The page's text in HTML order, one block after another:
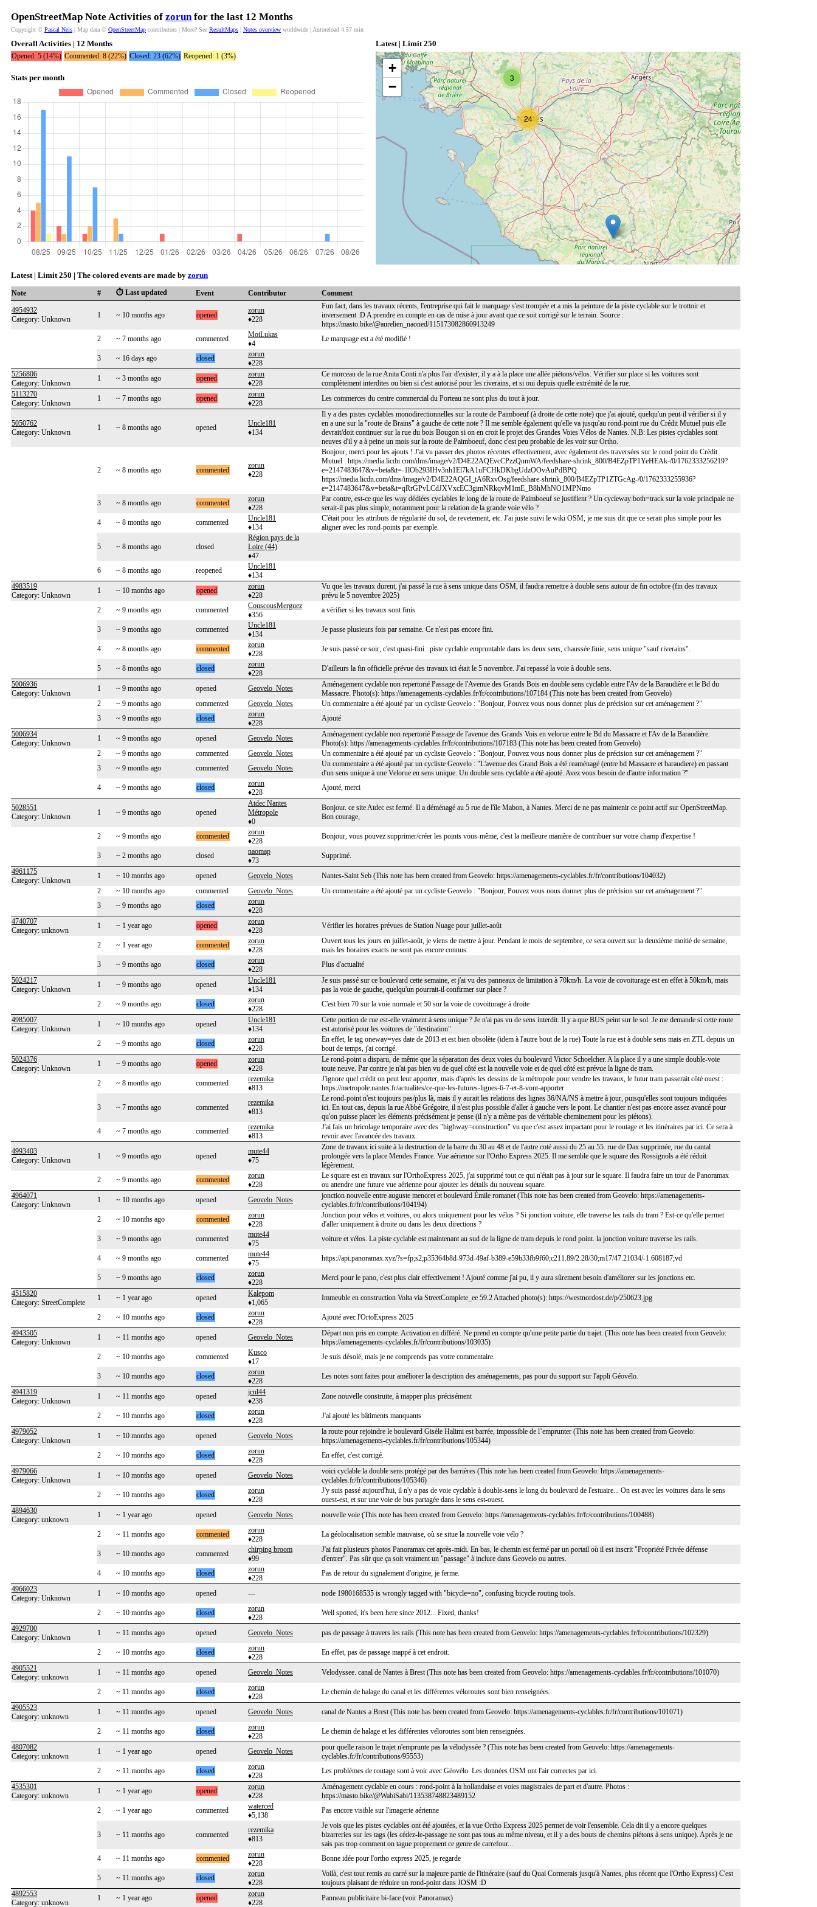
OpenStreetMap Note Activities of zorunfor the last 12 Months
Copyright © Pascal Neis | Map data © OpenStreetMap contributors | More? See ResultMaps | Notes overview worldwide | Autoreload 4:56 min
Overall Activities | 12 Months
Opened: 5 (14%) Commented: 8 (22%) Closed: 23 (62%) Reopened: 1 (3%)
Stats per month
Latest | Limit 250
3
24
+
−
Latest | Limit 250 | The colored events are made by zorun
Note # ⏱️ Last updated Event Contributor
Comment
4954932
Category: Unknown
1 ~ 10 months ago opened
zorun
♦228
Fun fact, dans les travaux récents, l'entreprise qui fait le marquage s'est trompée et a mis la peinture de la piste cyclable sur le trottoir et
inversement :D A prendre en compte en cas de mise à jour avant que ce soit corrigé sur le terrain. Source :
https://masto.bike/@aurelien_naoned/115173082860913249
2
~ 7 months ago commented
MoiLukas
♦4
Le marquage est a été modifié !
3 ~ 16 days ago closed
zorun
♦228
5256806
Category: Unknown
1 ~ 3 months ago opened
zorun
♦228
Ce morceau de la rue Anita Conti n'a plus l'air d'exister, il y a à la place une allée piétons/vélos. Vérifier sur place si les voitures sont
complètement interdites ou bien si c'est autorisé pour les riverains, et si oui depuis quelle extrémité de la rue.
5113270
Category: Unknown
1 ~ 7 months ago opened
zorun
♦228
Les commerces du centre commercial du Porteau ne sont plus du tout à jour.
5050762
Category: Unknown
1 ~ 8 months ago opened
Uncle181
♦134
Il y a des pistes cyclables monodirectionnelles sur la route de Paimboeuf (à droite de cette note) que j'ai ajouté, quelqu'un peut-il vérifier si il y
en a une sur la "route de Brains" à gauche de cette note ? Il me semble également qu'elle va jusqu'au rond-point rue du Crédit Mutuel puis elle
devrait/doit continuer sur la rue du bois Bougon si on en croit le projet des Grandes Voies Vélos de Nantes. N.B: Les pistes cyclables sont
neuves d'il y a à peine un mois sur la route de Paimboeuf, donc c'est peu probable de les voir sur Ortho.
2 ~ 8 months ago commented
zorun
♦228
Bonjour, merci pour les ajouts ! J'ai vu passer des photos récentes effectivement, avec également des traversées sur le rond point du Crédit
Mutuel : https://media.licdn.com/dms/image/v2/D4E22AQEvcCPzzQnmWA/feedshare-shrink_800/B4EZpTP1YeHEAk-/0/1762333256219?
e=2147483647&v=beta&t=-1lOb293IHv3nh1El7kA1uFCHkDKbgUdzOOvAuPdBPQ
https://media.licdn.com/dms/image/v2/D4E22AQGI_tA6RxvOsg/feedshare-shrink_800/B4EZpTP1ZTGcAg-/0/1762333255936?
e=2147483647&v=beta&t=qRrGPvLCdJXVxcEC3gimNRkqvM1mE_B8hMhNO1MPNmo
3
~ 8 months ago commented
zorun
♦228
Par contre, est-ce que les way dédiées cyclables le long de la route de Paimboeuf se justifient ? Un cycleway:both=track sur la voie principale ne
serait-il pas plus simple, notamment pour la relation de la grande voie vélo ?
4
~ 8 months ago commented
Uncle181
♦134
C'était pour les attributs de régularité du sol, de revetement, etc. J'ai juste suivi le wiki OSM, je me suis dit que ce serait plus simple pour les
aligner avec les rond-points par exemple.
5 ~ 8 months ago closed
Région pays de la
Loire (44)
♦47
6
~ 8 months ago reopened
Uncle181
♦134
4983519
Category: Unknown
1 ~ 10 months ago opened
zorun
♦228
Vu que les travaux durent, j'ai passé la rue à sens unique dans OSM, il faudra remettre à double sens autour de fin octobre (fin des travaux
prévu le 5 novembre 2025)
2
~ 9 months ago commented
CouscousMerguez
♦356
a vérifier si les travaux sont finis
3 ~ 9 months ago commented
Uncle181
♦134
Je passe plusieurs fois par semaine. Ce n'est pas encore fini.
4 ~ 8 months ago commented
zorun
♦228
Je suis passé ce soir, c'est quasi-fini : piste cyclable empruntable dans les deux sens, chaussée finie, sens unique "sauf riverains".
5 ~ 8 months ago closed
zorun
♦228
D'ailleurs la fin officielle prévue des travaux ici était le 5 novembre. J'ai repassé la voie à double sens.
5006936
Category: Unknown
1 ~ 9 months ago opened Geovelo_Notes
Aménagement cyclable non repertorié Passage de l'Avenue des Grands Bois en double sens cyclable entre l'Av de la Baraudière et le Bd du
Massacre. Photo(s): https://amenagements-cyclables.fr/fr/contributions/107184 (This note has been created from Geovelo)
2
~ 9 months ago commented Geovelo_Notes
Un commentaire a été ajouté par un cycliste Geovelo : "Bonjour, Pouvez vous nous donner plus de précision sur cet aménagement ?"
3
~ 9 months ago closed
zorun
♦228
Ajouté
5006934
Category: Unknown
1 ~ 9 months ago opened Geovelo_Notes
Aménagement cyclable non repertorié Passage de l'avenue des Grands Vois en velorue entre le Bd du Massacre et l'Av de la Baraudière.
Photo(s): https://amenagements-cyclables.fr/fr/contributions/107183 (This note has been created from Geovelo)
2
~ 9 months ago commented Geovelo_Notes
Un commentaire a été ajouté par un cycliste Geovelo : "Bonjour, Pouvez vous nous donner plus de précision sur cet aménagement ?"
3
~ 9 months ago commented Geovelo_Notes
Un commentaire a été ajouté par un cycliste Geovelo : "L'avenue des Grand Bois a été reaménagé (entre bd Massacre et baraudiere) en passant
d'un sens unique à une Velorue en sens unique. Un double sens cyclable a été ajouté. Avez vous besoin de d'autre information ?"
4
~ 9 months ago closed
zorun
♦228
Ajouté, merci
5028551
Category: Unknown
1 ~ 9 months ago opened
Atdec Nantes
Métropole
♦0
Bonjour. ce site Atdec est fermé. Il a déménagé au 5 rue de l'île Mabon, à Nantes. Merci de ne pas maintenir ce point actif sur OpenStreetMap.
Bon courage,
2 ~ 9 months ago commented
zorun
♦228
Bonjour, vous pouvez supprimer/créer les points vous-même, c'est la meilleure manière de contribuer sur votre champ d'expertise !
3 ~ 2 months ago closed
naomap
♦73
Supprimé.
4961175
Category: Unknown
1 ~ 10 months ago opened Geovelo_Notes
Nantes-Saint Seb (This note has been created from Geovelo: https://amenagements-cyclables.fr/fr/contributions/104032)
2
~ 10 months ago commented Geovelo_Notes
Un commentaire a été ajouté par un cycliste Geovelo : "Bonjour, Pouvez vous nous donner plus de précision sur cet aménagement ?"
3
~ 9 months ago closed
zorun
♦228
4740707
Category: unknown
1 ~ 1 year ago opened
zorun
♦228
Vérifier les horaires prévues de Station Nuage pour juillet-août
2 ~ 1 year ago commented
zorun
♦228
Ouvert tous les jours en juillet-août, je viens de mettre à jour. Pendant le mois de septembre, ce sera ouvert sur la deuxième moitié de semaine,
mais les horaires exacts ne sont pas encore connus.
3
~ 9 months ago closed
zorun
♦228
Plus d'actualité
5024217
Category: Unknown
1 ~ 9 months ago opened
Uncle181
♦134
Je suis passé sur ce boulevard cette semaine, et j'ai vu des panneaux de limitation à 70km/h. La voie de covoiturage est en effet à 50km/h, mais
pas la voie de gauche, quelqu'un pourrait-il confirmer sur place ?
2
~ 9 months ago closed
zorun
♦228
C'est bien 70 sur la voie normale et 50 sur la voie de covoiturage à droite
4985007
Category: Unknown
1 ~ 10 months ago opened
Uncle181
♦134
Cette portion de rue est-elle vraiment à sens unique ? Je n'ai pas vu de sens interdit. Il y a que BUS peint sur le sol. Je me demande si cette route
est autorisé pour les voitures de "destination"
2
~ 9 months ago closed
zorun
♦228
En effet, le tag oneway=yes date de 2013 et est bien obsolète (idem à l'autre bout de la rue) Toute la rue est à double sens mais en ZTL depuis un
bout de temps, j'ai corrigé.
5024376
Category: Unknown
1 ~ 9 months ago opened
zorun
♦228
Le rond-point a disparu, de même que la séparation des deux voies du boulevard Victor Schoelcher. A la place il y a une simple double-voie
toute neuve. Par contre je n'ai pas bien vu de quel côté est la nouvelle voie et de quel côté est prévue la ligne de tram.
2
~ 8 months ago commented
rezemika
♦813
J'ignore quel crédit on peut leur apporter, mais d'après les dessins de la métropole pour vendre les travaux, le futur tram passerait côté ouest :
https://metropole.nantes.fr/actualites/ce-que-les-futures-lignes-6-7-et-8-vont-apporter
3 ~ 7 months ago commented
rezemika
♦813
Le rond-point n'est toujours pas/plus là, mais il y aurait les relations des lignes 36/NA/NS à mettre à jour, puisqu'elles sont toujours indiquées
ici. En tout cas, depuis la rue Abbé Grégoire, il n'est plus possible d'aller à gauche vers le pont. Le chantier n'est pas encore assez avancé pour
qu'on puisse placer les éléments précisément je pense (il n'y a même pas de véritable cheminement pour les piétons).
4
~ 7 months ago commented
rezemika
♦813
J'ai fais un bricolage temporaire avec des "highway=construction" vu que c'est assez impactant pour le routage et les itinéraires par ici. Ce sera à
revoir avec l'avancée des travaux.
4993403
Category: Unknown
1 ~ 9 months ago opened
mute44
♦75
Zone de travaux ici suite à la destruction de la barre du 30 au 48 et de l'autre coté aussi du 25 au 55. rue de Dax supprimée, rue du cantal
prolongée vers la place Mendes France. Vue aérienne sur l'Ortho Express 2025. Il me semble que le square des Rossignols a été réduit
légèrement.
2
~ 9 months ago commented
zorun
♦228
Le square est en travaux sur l'OrthoExpress 2025, j'ai supprimé tout ce qui n'était pas à jour sur le square. Il faudra faire un tour de Panoramax
ou attendre une future vue aérienne pour ajouter les détails du nouveau square.
4964071
Category: Unknown
1 ~ 10 months ago opened Geovelo_Notes
jonction nouvelle entre auguste menoret et boulevard Émile romanet (This note has been created from Geovelo: https://amenagements-
cyclables.fr/fr/contributions/104194)
2
~ 10 months ago commented
zorun
♦228
Jonction pour vélos et voitures, ou alors uniquement pour les vélos ? Si jonction voiture, elle traverse les rails du tram ? Est-ce qu'elle permet
d'aller uniquement à droite ou dans les deux directions ?
3
~ 9 months ago commented
mute44
♦75
voiture et vélos. La piste cyclable est maintenant au sud de la ligne de tram depuis le rond point. la jonction voiture traverse les rails.
4 ~ 9 months ago commented
mute44
♦75
https://api.panoramax.xyz/?s=fp;s2;p35364b8d-973d-49af-b389-e59b33fb9f60;c211.89/2.28/30;m17/47.21034/-1.608187;vd
5 ~ 9 months ago closed
zorun
♦228
Merci pour le pano, c'est plus clair effectivement ! Ajouté comme j'ai pu, il y aura sûrement besoin d'améliorer sur les jonctions etc.
4515820
Category: StreetComplete
1 ~ 1 year ago opened
Kalepom
♦1,065
Immeuble en construction Volta via StreetComplete_ee 59.2 Attached photo(s): https://westnordost.de/p/250623.jpg
2 ~ 10 months ago closed
zorun
♦228
Ajouté avec l'OrtoExpress 2025
4943505
Category: Unknown
1 ~ 11 months ago opened Geovelo_Notes
Départ non pris en compte. Activation en différé. Ne prend en compte qu'une petite partie du trajet. (This note has been created from Geovelo:
https://amenagements-cyclables.fr/fr/contributions/103035)
2
~ 10 months ago commented
Kusco
♦17
Je suis désolé, mais je ne comprends pas votre commentaire.
3 ~ 10 months ago closed
zorun
♦228
Les notes sont faites pour améliorer la description des aménagements, pas pour du support sur l'appli Géovélo.
4941319
Category: Unknown
1 ~ 11 months ago opened
jcnl44
♦238
Zone nouvelle construite, à mapper plus précisément
2 ~ 10 months ago closed
zorun
♦228
J'ai ajouté les bâtiments manquants
4979052
Category: Unknown
1 ~ 10 months ago opened Geovelo_Notes
la route pour rejoindre le boulevard Gisèle Halimi est barrée, impossible de l’emprunter (This note has been created from Geovelo:
https://amenagements-cyclables.fr/fr/contributions/105344)
2
~ 10 months ago closed
zorun
♦228
En effet, c'est corrigé.
4979066
Category: Unknown
1 ~ 10 months ago opened Geovelo_Notes
voici cyclable la double sens protégé par des barrières (This note has been created from Geovelo: https://amenagements-
cyclables.fr/fr/contributions/105346)
2
~ 10 months ago closed
zorun
♦228
J'y suis passé aujourd'hui, il n'y a pas de voie cyclable à double-sens le long du boulevard de l'estuaire... On est avec les voitures dans le sens
ouest-est, et sur une voie de bus partagée dans le sens est-ouest.
4894630
Category: unknown
1 ~ 1 year ago opened Geovelo_Notes nouvelle voie (This note has been created from Geovelo: https://amenagements-cyclables.fr/fr/contributions/100488)
2 ~ 11 months ago commented
zorun
♦228
La géolocalisation semble mauvaise, où se situe la nouvelle voie vélo ?
3 ~ 10 months ago commented
chirping broom
♦99
J'ai fait plusieurs photos Panoramax cet après-midi. En bas, le chemin est fermé par un portail où il est inscrit "Propriété Privée défense
d'entrer". Pas sûr que ça soit vraiment un "passage" à inclure dans Geovelo ou autres.
4
~ 10 months ago closed
zorun
♦228
Pas de retour du signalement d'origine, je ferme.
4966023
Category: Unknown
1 ~ 10 months ago opened --- node 1980168535 is wrongly tagged with "bicycle=no", confusing bicycle routing tools.
2 ~ 10 months ago closed
zorun
♦228
Well spotted, it's been here since 2012... Fixed, thanks!
4929700
Category: Unknown
1 ~ 11 months ago opened Geovelo_Notes pas de passage à travers les rails (This note has been created from Geovelo: https://amenagements-cyclables.fr/fr/contributions/102329)
2 ~ 10 months ago closed
zorun
♦228
En effet, pas de passage mappé à cet endroit.
4905521
Category: unknown
1 ~ 11 months ago opened Geovelo_Notes Velodyssee. canal de Nantes à Brest (This note has been created from Geovelo: https://amenagements-cyclables.fr/fr/contributions/101070)
2 ~ 11 months ago closed
zorun
♦228
Le chemin de halage du canal et les différentes véloroutes sont bien renseignées.
4905523
Category: unknown
1 ~ 11 months ago opened Geovelo_Notes canal de Nantes a Brest (This note has been created from Geovelo: https://amenagements-cyclables.fr/fr/contributions/101071)
2 ~ 11 months ago closed
zorun
♦228
Le chemin de halage et les différentes véloroutes sont bien renseignées.
4807082
Category: unknown
1 ~ 1 year ago opened Geovelo_Notes
pour quelle raison le trajet n'emprunte pas la vélodyssée ? (This note has been created from Geovelo: https://amenagements-
cyclables.fr/fr/contributions/95553)
2
~ 11 months ago closed
zorun
♦228
Les problèmes de routage sont à voir avec Géovélo. Les données OSM ont l'air correctes par ici.
4535301
Category: unknown
1 ~ 1 year ago opened
zorun
♦228
Aménagement cyclable en cours : rond-point à la hollandaise et voies magistrales de part et d'autre. Photos :
https://masto.bike/@WabiSabi/113538748823489152
2
~ 1 year ago commented
waterced
♦5,138
Pas encore visible sur l'imagerie aérienne
3 ~ 11 months ago commented
rezemika
♦813
Je vois que les pistes cyclables ont été ajoutées, et la vue Ortho Express 2025 permet de voir l'ensemble. Cela dit il y a encore quelques
bizarreries sur les tags (les cédez-le-passage ne sont pas tous au même niveau, et il y a des bouts de chemins piétons à sens unique). Après je ne
sais pas trop comment on tague proprement ce genre de carrefour...
4
~ 11 months ago commented
zorun
♦228
Bonne idée pour l'ortho express 2025, je regarde
5 ~ 11 months ago closed
zorun
♦228
Voilà, c'est tout remis au carré sur la majeure partie de l'itinéraire (sauf du Quai Cormerais jusqu'à Nantes, plus récent que l'Ortho Express) C'est
toujours plaisant de réduire un rond-point dans JOSM :D
4892553
Category: unknown
1 ~ 1 year ago opened
zorun
♦228
Panneau publicitaire bi-face (voir Panoramax)